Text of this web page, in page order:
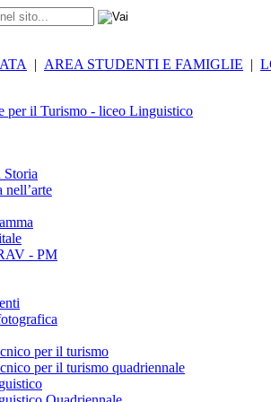
| AREA STUDENTI E FAMIGLIE |
per il Turismo - liceo Linguistico
Storia
nell’arte
- PM
per il turismo
per il turismo quadriennale